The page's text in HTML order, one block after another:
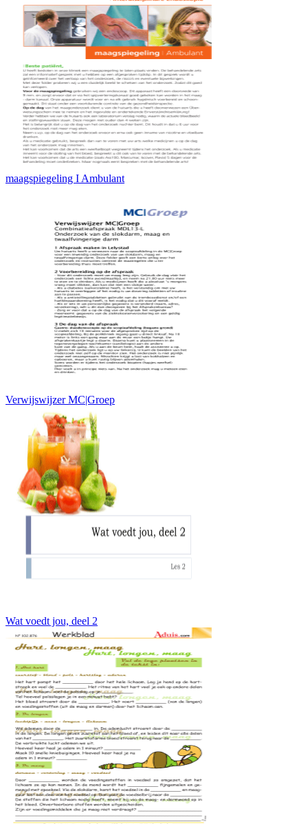
maagspiegeling I Ambulant
Verwijswijzer MC|Groep
Wat voedt jou, deel 2